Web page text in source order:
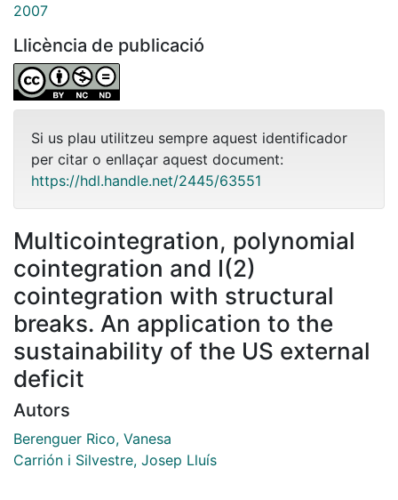
2007
Llicència de publicació
Si us plau utilitzeu sempre aquest identificador
per citar o enllaçar aquest document:
https://hdl.handle.net/2445/63551
Multicointegration, polynomial
cointegration and I(2)
cointegration with structural
breaks. An application to the
sustainability of the US external
deficit
Autors
Berenguer Rico, Vanesa
Carrión i Silvestre, Josep Lluís